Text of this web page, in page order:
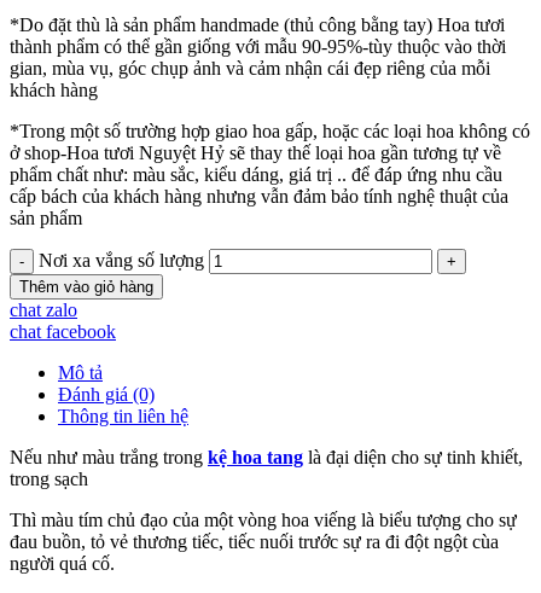
*Do đặt thù là sản phẩm handmade (thủ công bằng tay) Hoa tươi
thành phẩm có thể gần giống với mẫu 90-95%-tùy thuộc vào thời
gian, mùa vụ, góc chụp ảnh và cảm nhận cái đẹp riêng của mỗi
khách hàng
*Trong một số trường hợp giao hoa gấp, hoặc các loại hoa không có
ở shop-Hoa tươi Nguyệt Hỷ sẽ thay thế loại hoa gần tương tự về
phẩm chất như: màu sắc, kiểu dáng, giá trị .. để đáp ứng nhu cầu
cấp bách của khách hàng nhưng vẫn đảm bảo tính nghệ thuật của
sản phẩm
Nơi xa vắng số lượng
Thêm vào giỏ hàng
chat zalo
chat facebook
Mô tả
Đánh giá (0)
Thông tin liên hệ
Nếu như màu trắng trong kệ hoa tang là đại diện cho sự tinh khiết,
trong sạch
Thì màu tím chủ đạo của một vòng hoa viếng là biểu tượng cho sự
đau buồn, tỏ vẻ thương tiếc, tiếc nuối trước sự ra đi đột ngột cùa
người quá cố.